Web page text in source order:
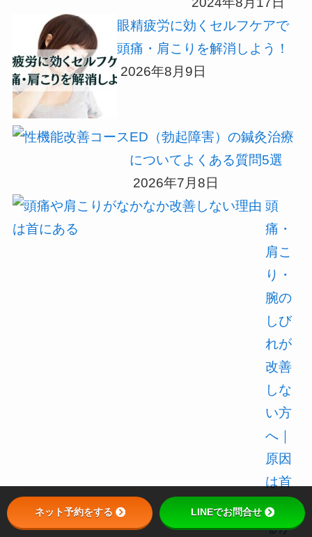
眼精疲労に効くセルフケアで
頭痛・肩こりを解消しよう！
2026年8月9日
ED（勃起障害）の鍼灸治療
についてよくある質問5選
2026年7月8日
頭
痛・
肩こ
り・
腕の
しび
れが
改善
しな
い方
へ｜
原因
は首
にあ
るか
ネット予約をする LINEでお問合せ